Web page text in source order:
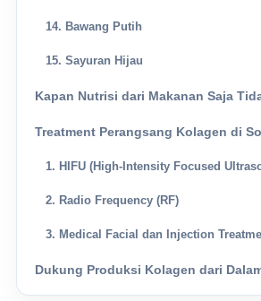
14. Bawang Putih
15. Sayuran Hijau
Kapan Nutrisi dari Makanan Saja
Treatment Perangsang Kolagen di
1. HIFU (High-Intensity Focused
2. Radio Frequency (RF)
3. Medical Facial dan Injection
Dukung Produksi Kolagen dari